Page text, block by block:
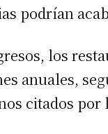
podrían
los
anuales,
citados por